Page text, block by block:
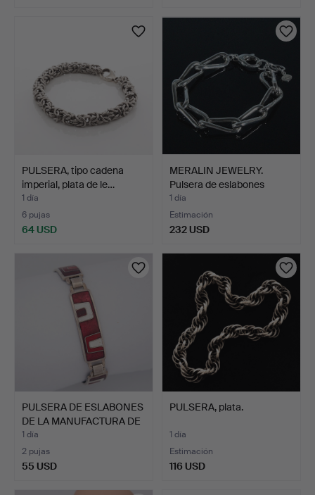
PULSERA, tipo cadena
imperial, plata de le…
1 día
6 pujas
64 USD
MERALIN JEWELRY.
Pulsera de eslabones
grue…
1 día
Estimación
232 USD
PULSERA DE ESLABONES
DE LA MANUFACTURA DE
…
1 día
2 pujas
55 USD
PULSERA, plata.
1 día
Estimación
116 USD